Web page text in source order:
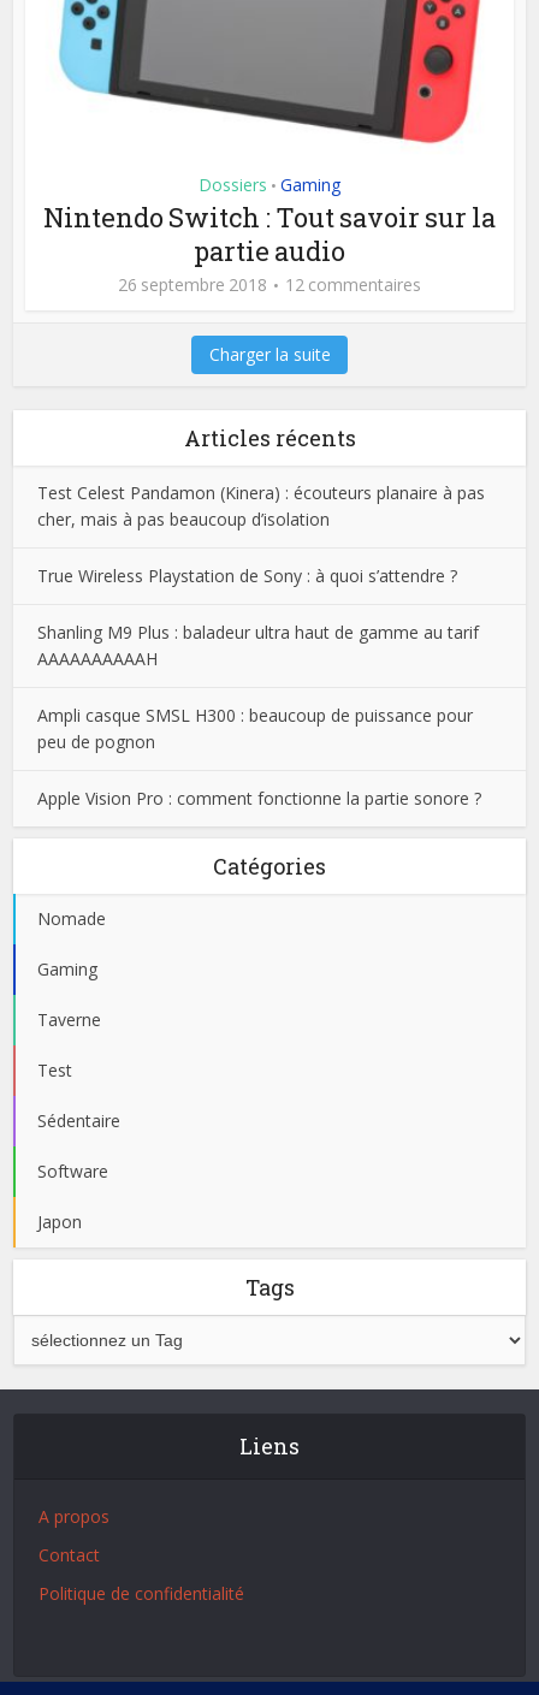
Dossiers • Gaming
Nintendo Switch : Tout savoir sur la
partie audio
26 septembre 2018 12 commentaires
Charger la suite
Articles récents
Test Celest Pandamon (Kinera) : écouteurs planaire à pas
cher, mais à pas beaucoup d’isolation
True Wireless Playstation de Sony : à quoi s’attendre ?
Shanling M9 Plus : baladeur ultra haut de gamme au tarif
AAAAAAAAAAH
Ampli casque SMSL H300 : beaucoup de puissance pour
peu de pognon
Apple Vision Pro : comment fonctionne la partie sonore ?
Catégories
Nomade
Gaming
Taverne
Test
Sédentaire
Software
Japon
Tags
Liens
A propos
Contact
Politique de confidentialité